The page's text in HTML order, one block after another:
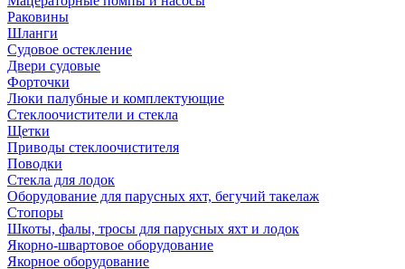
Раковины
Шланги
Судовое остекление
Двери судовые
Форточки
Люки палубные и комплектующие
Стеклоочистители и стекла
Щетки
Приводы стеклоочистителя
Поводки
Стекла для лодок
Оборудование для парусных яхт, бегучий такелаж
Стопоры
Шкоты, фалы, тросы для парусных яхт и лодок
Якорно-швартовое оборудование
Якорное оборудование